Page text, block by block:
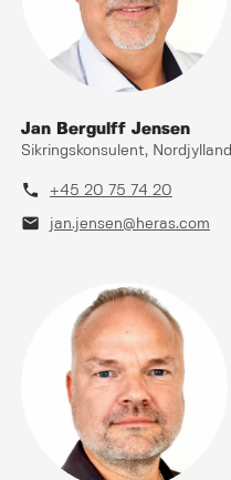
Jan Bergulff Jensen
Sikringskonsulent, Nordjylland
phone +45 20 75 74 20
mail jan.jensen@heras.com